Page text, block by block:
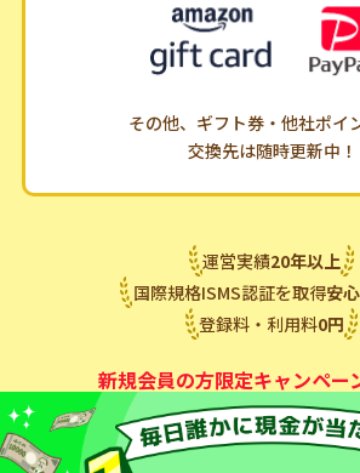
その他、ギフト券・他社ポイ
交換先は随時更新中！
運営実績20年以上
国際規格ISMS認証を取得安
登録料・利用料0円
新規会員の方限定キャンペー